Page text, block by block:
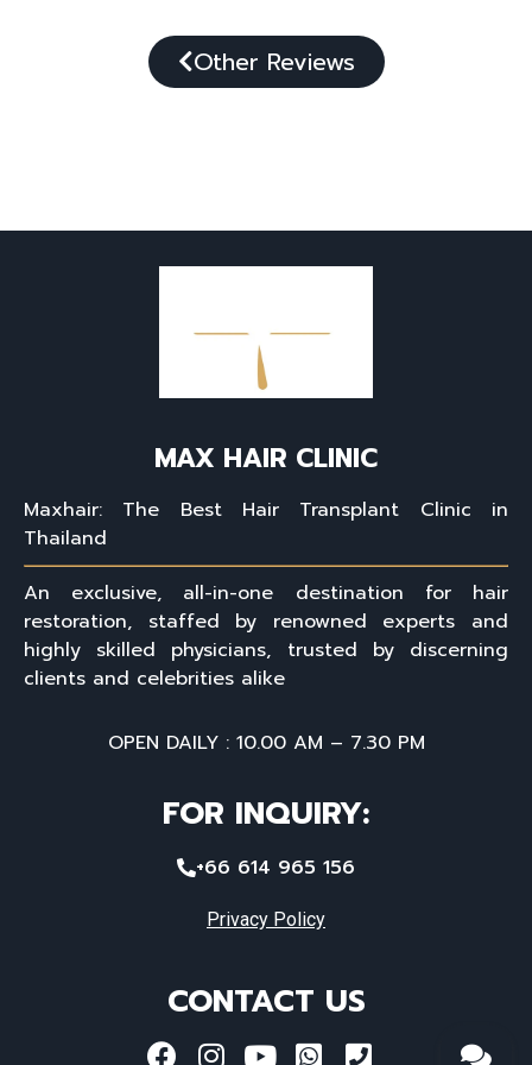
Other Reviews
MAX HAIR CLINIC
Maxhair: The Best Hair Transplant Clinic in
Thailand
An exclusive, all-in-one destination for hair
restoration, staffed by renowned experts and
highly skilled physicians, trusted by discerning
clients and celebrities alike
OPEN DAILY : 10.00 AM – 7.30 PM
FOR INQUIRY:
+66 614 965 156
Privacy Policy
CONTACT US